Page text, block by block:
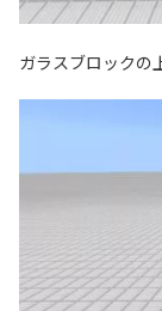
ガラスブロックの